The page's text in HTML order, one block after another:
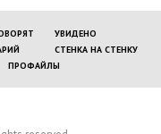
УВИДЕНО
СТЕНКА НА СТЕНКУ
ПРОФАЙЛЫ